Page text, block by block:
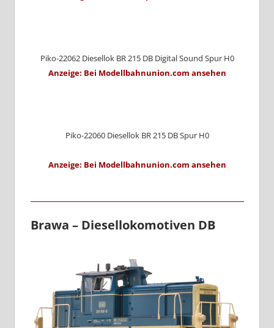
Piko-22062 Diesellok BR 215 DB Digital Sound Spur H0
Anzeige: Bei Modellbahnunion.com ansehen
Piko-22060 Diesellok BR 215 DB Spur H0
Anzeige: Bei Modellbahnunion.com ansehen
Brawa – Diesellokomotiven DB